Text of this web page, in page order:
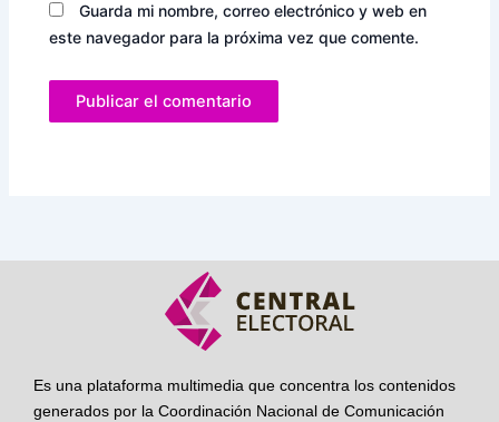
Guarda mi nombre, correo electrónico y web en
este navegador para la próxima vez que comente.
Es una plataforma multimedia que concentra los contenidos
generados por la Coordinación Nacional de Comunicación